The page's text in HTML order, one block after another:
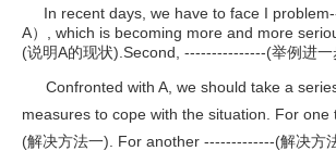
In recent days, we have to face I
A）, which is becoming more and more
(说明A的现状).Second, ---------------(举例进一
Confronted with A, we should take a
measures to cope with the situation. For
(解决方法一). For another -------------(解决方